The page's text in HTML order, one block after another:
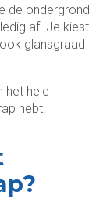
de ondergrond
af. Je kiest
glansgraad
het hele
hebt.